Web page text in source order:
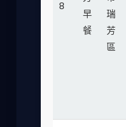
8
早
餐
瑞
芳
區